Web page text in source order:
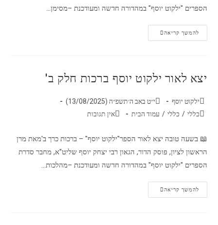
הספרים "ילקוט יוסף" במהדורה חדשה ומעודכנת –מסימן…
להמשך קריאה
יצא לאור ילקוט יוסף ברכות חלק ב'
ילקוט יוסף
י״ט באב ה׳תשפ״ה (13/08/2025)
כללי / כללי / עמוד הבית אין תגובות
📖 בשעה טובה יצא לאור הספר"ילקוט יוסף" – ברכות כרך ב'מאת מרן
הראשון לציון, פוסק הדור, הגאון רבי יצחק יוסף שליט"א, מחבר סדרת
הספרים "ילקוט יוסף" במהדורה חדשה ומעודכנת –מהלכות…
להמשך קריאה